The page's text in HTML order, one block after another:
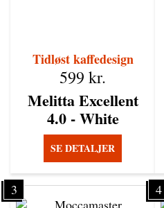
Tidløst kaffedesign
Melitta Excellent
4.0 - White
599 kr.
SE DETALJER
3 4